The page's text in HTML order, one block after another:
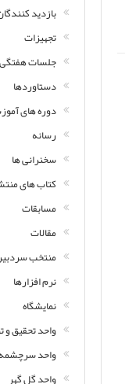
بازدید
تجهیزات
جلسات هفتگی
دستاوردها
دوره های
رسانه
سخنرانی ها
کتاب های
مسابقات
مقالات
منتخب
نرم افزارها
نمایشگاه
واحد تحقیق و
واحد سرچشمه
واحد گل گهر